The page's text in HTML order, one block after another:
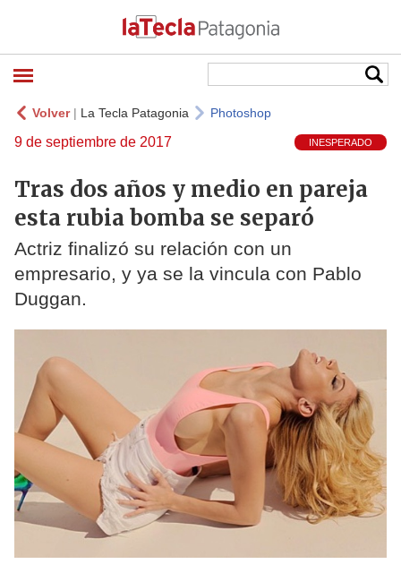
Volver| La Tecla Patagonia Photoshop
9 de septiembre de 2017 INESPERADO
Tras dos años y medio en pareja
esta rubia bomba se separó
Actriz finalizó su relación con un
empresario, y ya se la vincula con Pablo
Duggan.